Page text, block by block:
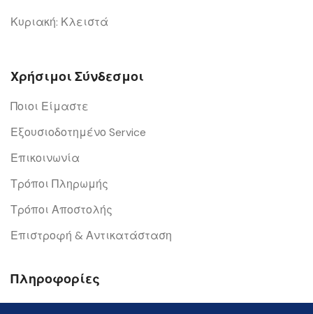
Κυριακή: Κλειστά
Χρήσιμοι Σύνδεσμοι
Ποιοι Είμαστε
Εξουσιοδοτημένο Service
Επικοινωνία
Τρόποι Πληρωμής
Τρόποι Αποστολής
Επιστροφή & Αντικατάσταση
Πληροφορίες